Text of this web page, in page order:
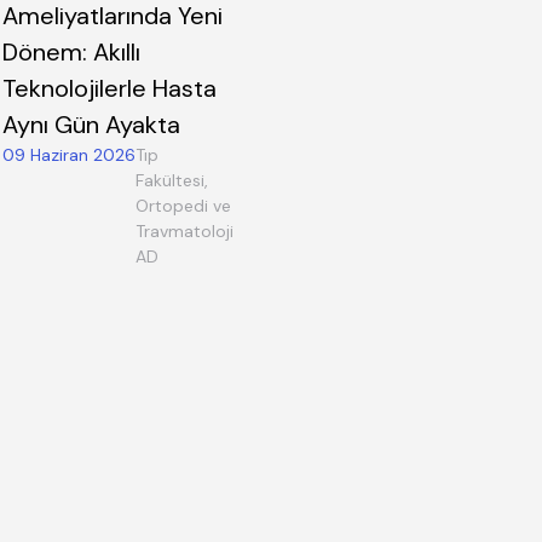
Ameliyatlarında Yeni
Dönem: Akıllı
Teknolojilerle Hasta
Aynı Gün Ayakta
09 Haziran 2026Tıp
Fakültesi,
Ortopedi ve
Travmatoloji
AD